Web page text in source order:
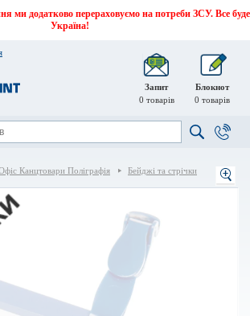
ми додатково перераховуємо на потреби ЗСУ. Все буде
Україна!
Запит
0 товарів
Блокнот
0 товарів
Канцтовари Поліграфія Бейджі та стрічки